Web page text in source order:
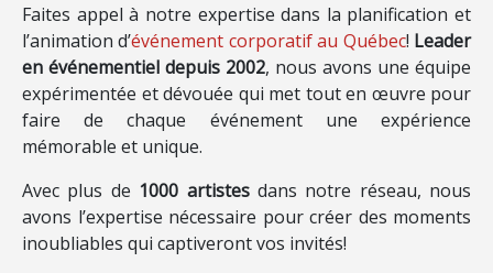
Faites appel à notre expertise dans la planification et
l’animation d’événement corporatif au Québec! Leader
en événementiel depuis 2002, nous avons une équipe
expérimentée et dévouée qui met tout en œuvre pour
faire de chaque événement une expérience
mémorable et unique.
Avec plus de 1000 artistesdans notre réseau, nous
avons l’expertise nécessaire pour créer des moments
inoubliables qui captiveront vos invités!